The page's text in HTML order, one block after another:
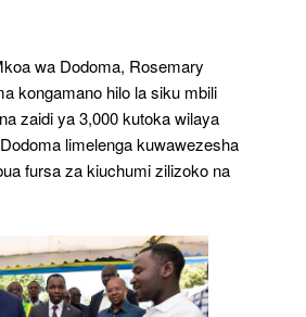
wa Dodoma, Rosemary
kongamano hilo la siku mbili
zaidi ya 3,000 kutoka wilaya
limelenga kuwawezesha
fursa za kiuchumi zilizoko na